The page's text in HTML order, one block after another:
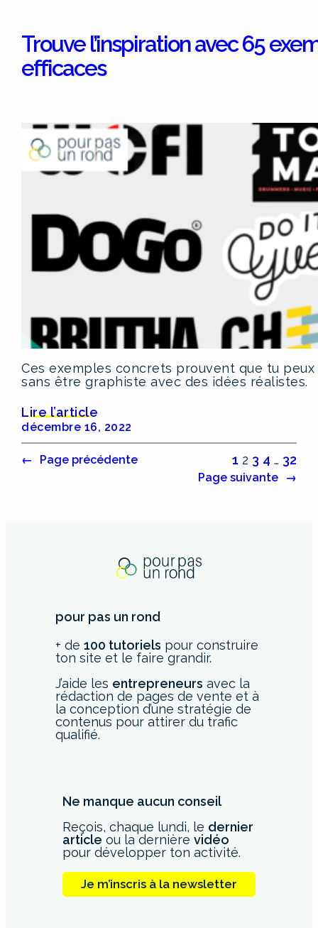
Trouve l’inspiration avec 65
efficaces
Ces exemples concrets prouvent que tu
sans être graphiste avec des idées réalistes.
Lire l’article
décembre 16, 2022
← Page précédente 1 2 3 4 … 32
Page suivante →
pour pas un rond
+ de 100 tutoriels pour construire
ton site et le faire grandir.
J’aide les entrepreneurs avec la
rédaction de pages de vente et à
la conception d’une stratégie de
contenus pour attirer du trafic
qualifié.
Ne manque aucun conseil
Reçois, chaque lundi, le dernier
article ou la dernière vidéo
pour développer ton activité.
Je m’inscris à la newsletter